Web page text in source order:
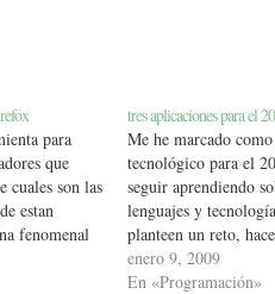
para
que
cuales son las
estan
fenomenal
con el
localizar el
tres aplicaciones para el
Me he marcado
tecnológico para el
seguir aprendiendo
lenguajes y
planteen un reto,
aplicaciones en
una aplicación para
enero 9, 2009
En «Programación»